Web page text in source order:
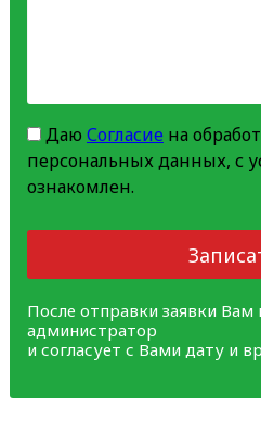
Даю Согласиена
персональных данных, с
ознакомлен.
После отправки заявки Вам
администратор
и согласует с Вами дату и